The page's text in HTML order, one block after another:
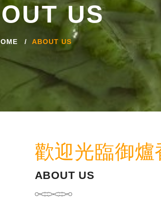
US
ABOUT US
歡迎光臨御爐
ABOUT US